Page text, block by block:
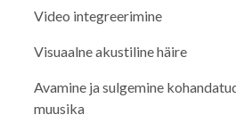
Video integreerimine
Visuaalne akustiline häire
Avamine ja sulgemine
muusika